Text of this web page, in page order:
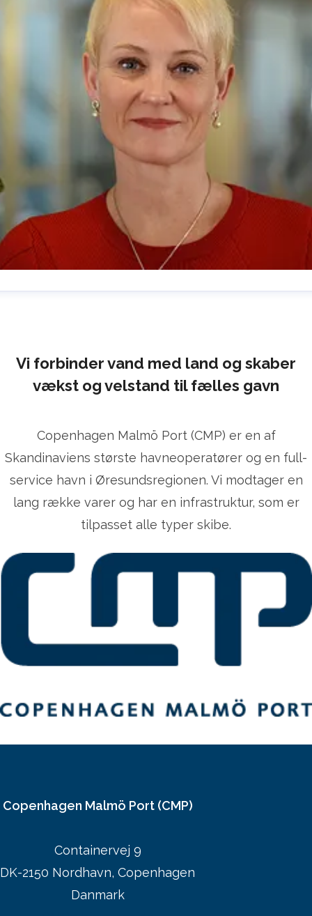
Vi forbinder vand med land og skaber
vækst og velstand til fælles gavn
Copenhagen Malmö Port (CMP) er en af
Skandinaviens største havneoperatører og en full-
service havn i Øresundsregionen. Vi modtager en
lang række varer og har en infrastruktur, som er
tilpasset alle typer skibe.
Copenhagen Malmö Port (CMP)
Containervej 9
DK-2150 Nordhavn, Copenhagen
Danmark